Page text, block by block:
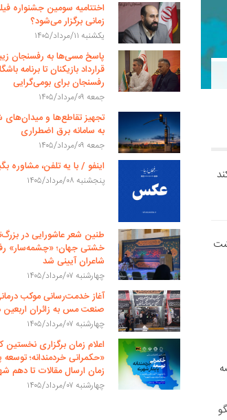
اختتامیه سومین جشنواره
زمانی برگزار می‌شود؟
یکشنبه ۱۱/مرداد/۱۴۰۵
پاسخ مسی‌ها به رفسنجان
قرارداد بازیکنان تا برنامه
رفسنجان برای بومی‌گرایی
جمعه ۰۹/مرداد/۱۴۰۵
تجهیز تقاطع‌ها و
به سامانه برق اضطراری
جمعه ۰۹/مرداد/۱۴۰۵
اینفو / با یه تلفن، مشاوره
پنجشنبه ۰۸/مرداد/۱۴۰۵
طنین شعر عاشورایی در
خشتی جهان؛ «چشمه‌سار»
شاعران آیینی شد
چهارشنبه ۰۷/مرداد/۱۴۰۵
آغاز خدمت‌رسانی موکب
صنعت مس به زائران اربعین
چهارشنبه ۰۷/مرداد/۱۴۰۵
اعلام زمان برگزاری نخستین
«حکمرانی خردمندانه؛
زمان ارسال مقالات تا دهم
چهارشنبه ۰۷/مرداد/۱۴۰۵